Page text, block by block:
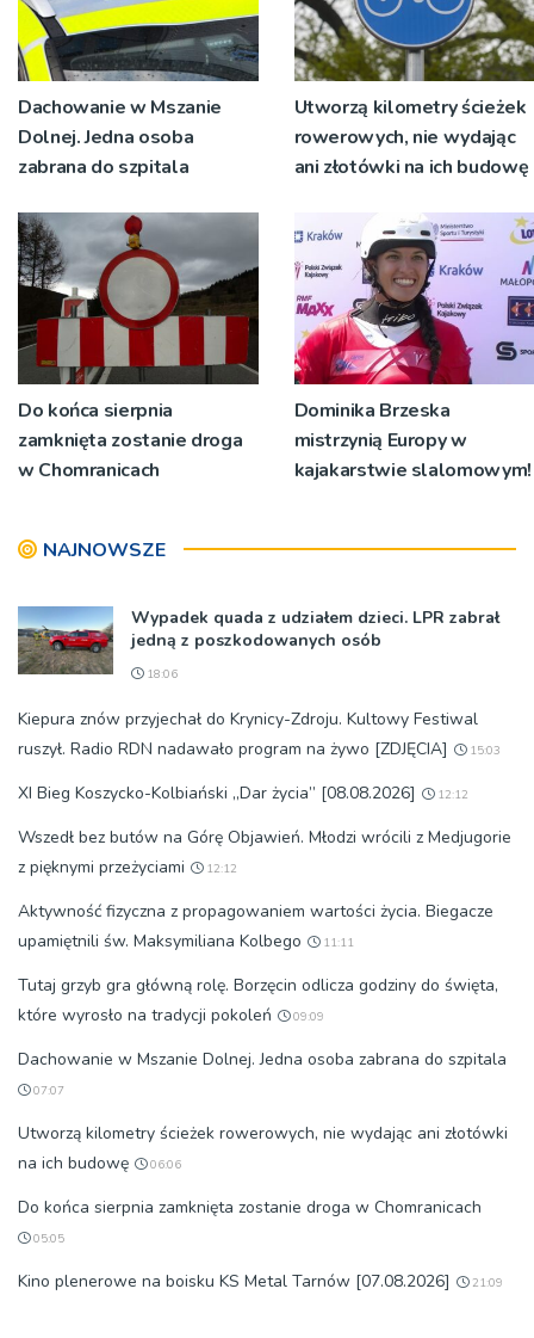
Dachowanie w Mszanie
Dolnej. Jedna osoba
zabrana do szpitala
Utworzą kilometry ścieżek
rowerowych, nie wydając
ani złotówki na ich budowę
Do końca sierpnia
zamknięta zostanie droga
w Chomranicach
Dominika Brzeska
mistrzynią Europy w
kajakarstwie slalomowym!
NAJNOWSZE
Wypadek quada z udziałem dzieci. LPR zabrał
jedną z poszkodowanych osób
18:06
Kiepura znów przyjechał do Krynicy-Zdroju. Kultowy Festiwal
ruszył. Radio RDN nadawało program na żywo [ZDJĘCIA]
15:03
XI Bieg Koszycko-Kolbiański „Dar życia” [08.08.2026] 12:12
Wszedł bez butów na Górę Objawień. Młodzi wrócili z Medjugorie
z pięknymi przeżyciami
12:12
Aktywność fizyczna z propagowaniem wartości życia. Biegacze
upamiętnili św. Maksymiliana Kolbego
11:11
Tutaj grzyb gra główną rolę. Borzęcin odlicza godziny do święta,
które wyrosło na tradycji pokoleń
09:09
Dachowanie w Mszanie Dolnej. Jedna osoba zabrana do szpitala
07:07
Utworzą kilometry ścieżek rowerowych, nie wydając ani złotówki
na ich budowę
06:06
Do końca sierpnia zamknięta zostanie droga w Chomranicach
05:05
Kino plenerowe na boisku KS Metal Tarnów [07.08.2026] 21:09